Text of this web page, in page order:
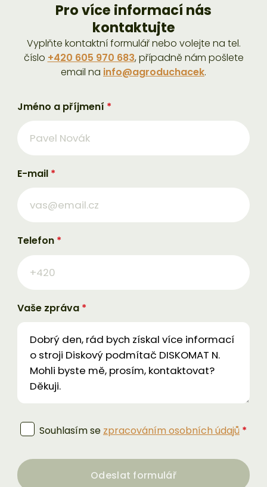
Pro více informací nás
kontaktujte
Vyplňte kontaktní formulář nebo volejte na tel.
číslo +420 605 970 683, případně nám pošlete
email na info@agroduchacek.
Jméno a příjmení *
E-mail *
Telefon *
Vaše zpráva *
Souhlasím se zpracováním osobních údajů *
Odeslat formulář